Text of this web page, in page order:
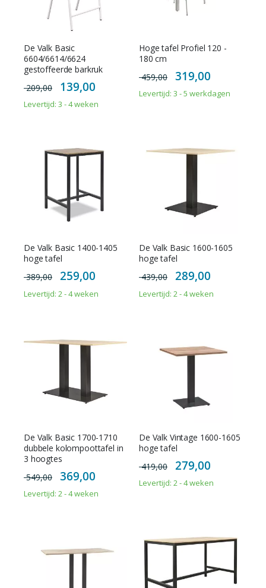
De Valk Basic
6604/6614/6624
gestoffeerde barkruk
209,00
Special
Price
139,00
Levertijd: 3 - 4 weken
Hoge tafel Profiel 120 -
180 cm
459,00
Special
Price
319,00
Levertijd: 3 - 5 werkdagen
De Valk Basic 1400-1405
hoge tafel
389,00
Special
Price
259,00
Levertijd: 2 - 4 weken
De Valk Basic 1600-1605
hoge tafel
439,00
Special
Price
289,00
Levertijd: 2 - 4 weken
De Valk Basic 1700-1710
dubbele kolompoottafel in
3 hoogtes
549,00
Special
Price
369,00
Levertijd: 2 - 4 weken
De Valk Vintage 1600-1605
hoge tafel
419,00
Special
Price
279,00
Levertijd: 2 - 4 weken